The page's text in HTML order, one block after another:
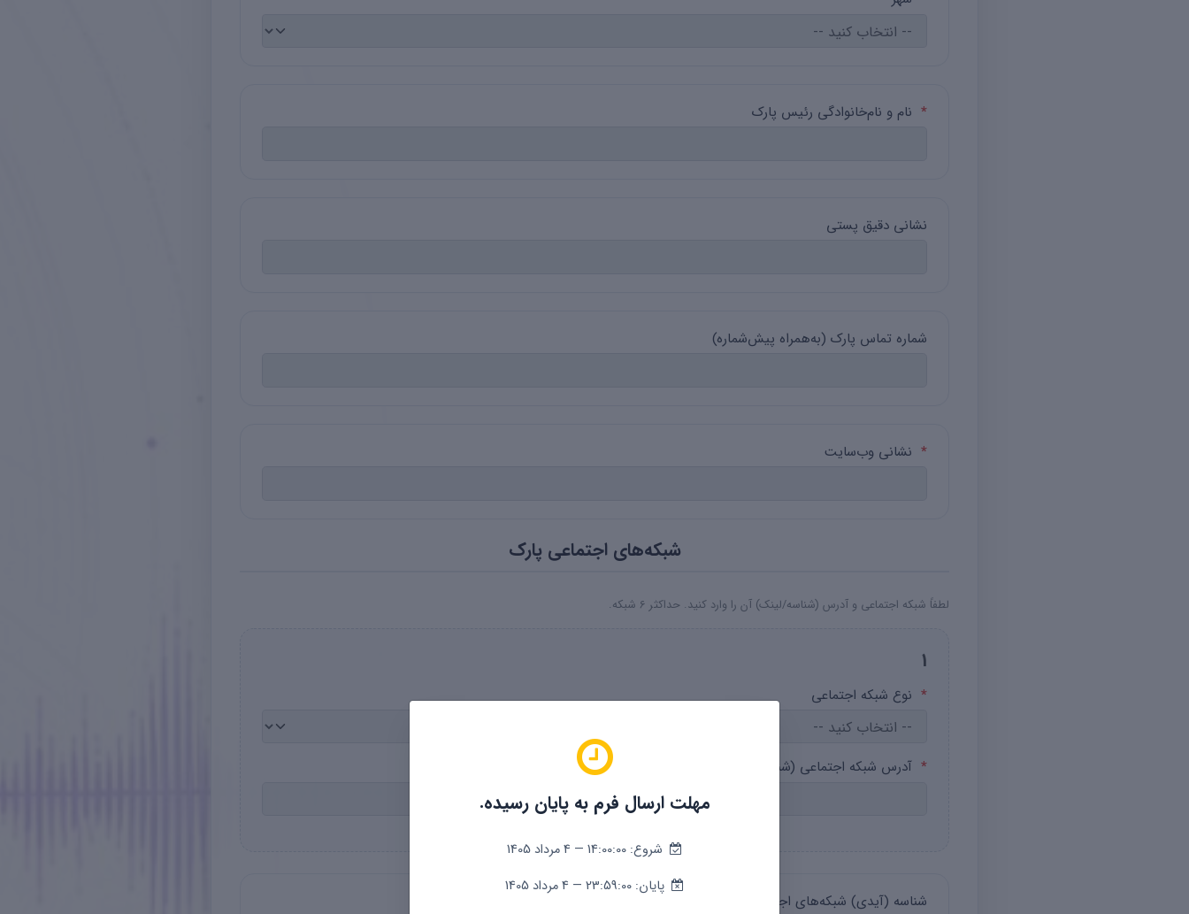
* نام و نام‌خانوادگی رئیس پارک
نشانی دقیق پستی
شماره تماس پارک (به‌همراه پیش‌شماره)
* نشانی وب‌سایت
شبکه‌های اجتماعی پارک
لطفاً شبکه اجتماعی و آدرس (شناسه/لینک) آن را وارد کنید. حداکثر ۶ شبکه.
1
* نوع شبکه اجتماعی
* آدرس شبکه اجتماعی (شناسه یا لینک)
شناسه (آیدی) شبکه‌های اجتماعی (شامل: بله، ایتا، تلگرام، اینستاگرام، لینکدین، آپارات و…)
مهلت ارسال فرم به پایان رسیده.
شروع: 14:00:00 — 4 مرداد 1405
پایان: 23:59:00 — 4 مرداد 1405